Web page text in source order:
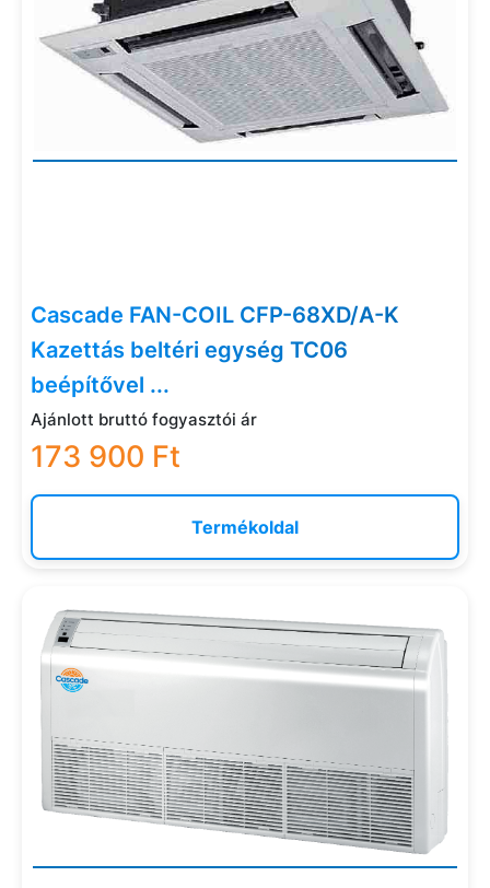
Cascade FAN-COIL CFP-68XD/A-K
Kazettás beltéri egység TC06
beépítővel ...
Ajánlott bruttó fogyasztói ár
173 900 Ft
Termékoldal